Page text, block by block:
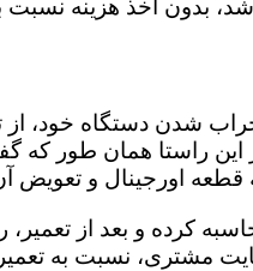
شد، بدون اخذ هزینه
شدن دستگاه خود،
این راستا همان طور
قطعه اورجینال و تعویض
و بعد از تعمیر،
مشتری، نسبت به